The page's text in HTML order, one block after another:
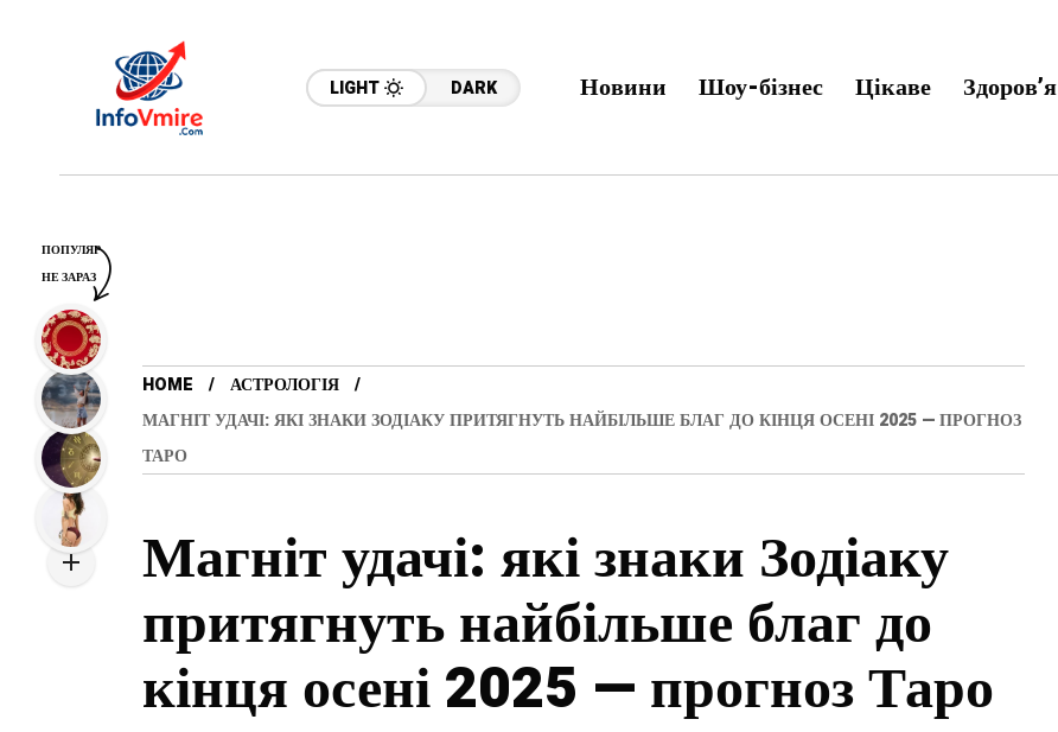
LIGHT DARK Новини Шоу-бізнес Цікаве Здоров’я
HOME
АСТРОЛОГІЯ
МАГНІТ УДАЧІ: ЯКІ ЗНАКИ ЗОДІАКУ ПРИТЯГНУТЬ НАЙБІЛЬШЕ БЛАГ ДО КІНЦЯ ОСЕНІ 2025 — ПРОГНОЗ
ТАРО
Магніт удачі: які знаки Зодіаку
притягнуть найбільше благ до
кінця осені 2025 — прогноз Таро
ПОПУЛЯР
НЕ ЗАРАЗ